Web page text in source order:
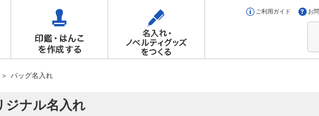
ご利用ガイド お
バッグ名入れ
ジナル名入れ